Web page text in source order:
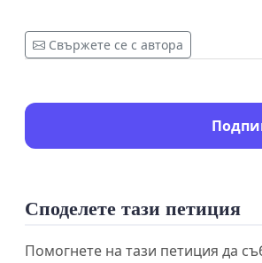
физически сбивания.
долуподписаните граждани,
✅ ИСКАНИЯ
Свържете се с автора
Споделете тази петиция
Помогнете на тази петиция да